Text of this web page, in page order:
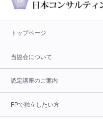
トップページ
当協会について
認定講座のご案内
FPで独立したい方